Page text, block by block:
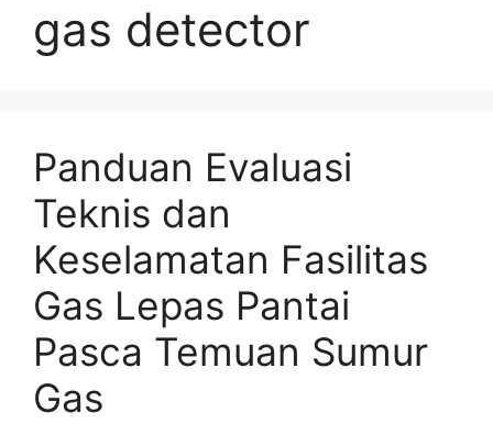
gas detector
Panduan Evaluasi
Teknis dan
Keselamatan Fasilitas
Gas Lepas Pantai
Pasca Temuan Sumur
Gas